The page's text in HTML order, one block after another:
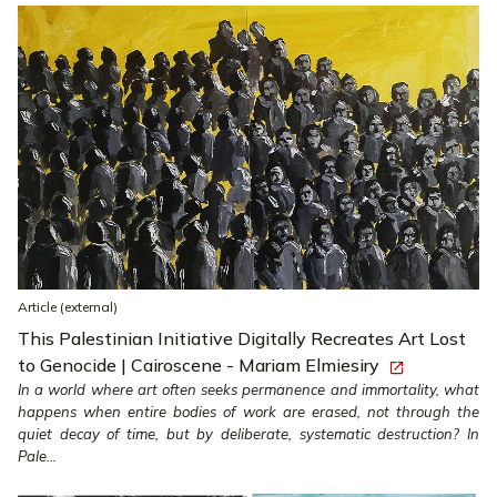
Article (external)
This Palestinian Initiative Digitally Recreates Art Lost
to Genocide | Cairoscene - Mariam Elmiesiry
In a world where art often seeks permanence and immortality, what
happens when entire bodies of work are erased, not through the
quiet decay of time, but by deliberate, systematic destruction? In
Pale...